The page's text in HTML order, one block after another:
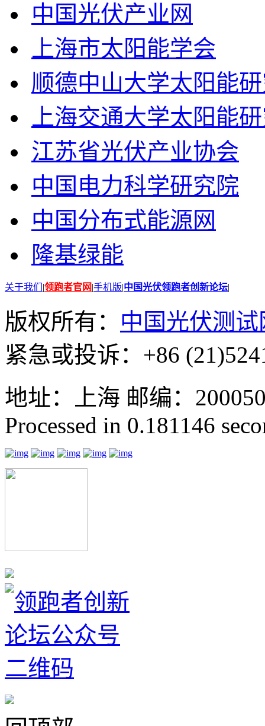
中国光伏产业网
上海市太阳能学会
顺德中山大学太阳能
上海交通大学太阳能
江苏省光伏产业协会
中国电力科学研究院
中国分布式能源网
隆基绿能
关于我们 |领跑者官网|手机版|中国光伏领跑者创新论坛|
版权所有： 中国光伏测试
紧急或投诉：+86
地址：上海 邮编：
Processed in 0.181146